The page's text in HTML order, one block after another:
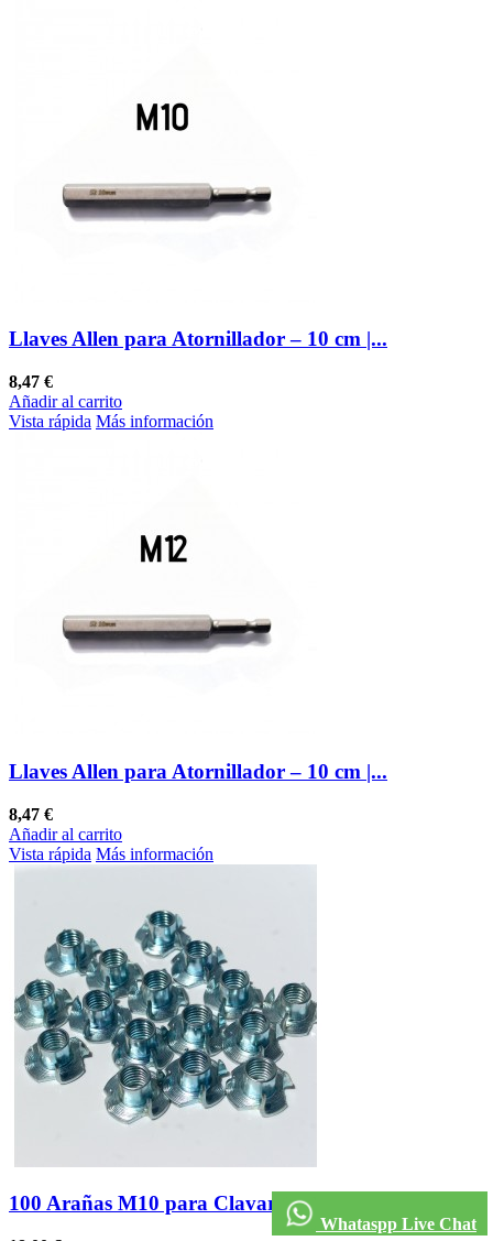
Llaves Allen para Atornillador – 10 cm |...
8,47 €
Añadir al carrito
Vista rápida Más información
Llaves Allen para Atornillador – 10 cm |...
8,47 €
Añadir al carrito
Vista rápida Más información
100 Arañas M10 para Clavar: Fijación Segura y...
Whataspp Live Chat